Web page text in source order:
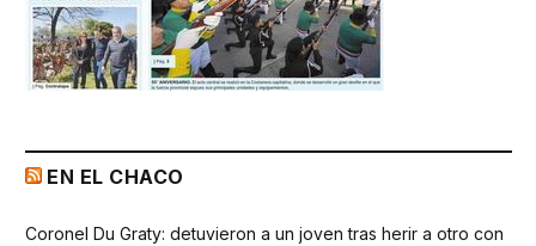
EN EL CHACO
Coronel Du Graty: detuvieron a un joven tras herir a otro con